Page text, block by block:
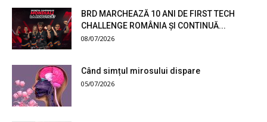
BRD MARCHEAZĂ 10 ANI DE FIRST TECH
CHALLENGE ROMÂNIA ȘI CONTINUĂ...
08/07/2026
Când simțul mirosului dispare
05/07/2026